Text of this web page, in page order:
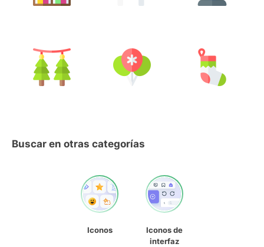
Buscar en otras categorías
Iconos
Iconos de
interfaz